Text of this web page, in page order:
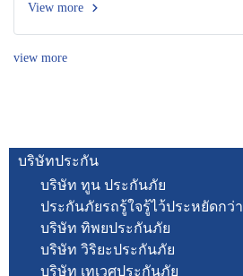
View more
view more
บริษัทประกัน
บริษัท ทูน ประกันภัย
ประกันภัยรถรู้ใจรู้ไว้ประหยัดกว่า
บริษัท ทิพยประกันภัย
บริษัท วิริยะประกันภัย
บริษัท เทเวศประกันภัย